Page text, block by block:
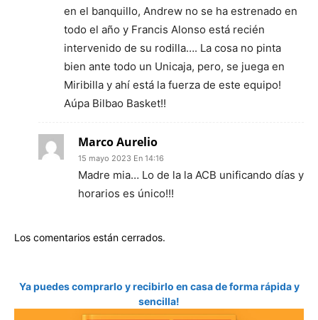
en el banquillo, Andrew no se ha estrenado en
todo el año y Francis Alonso está recién
intervenido de su rodilla…. La cosa no pinta
bien ante todo un Unicaja, pero, se juega en
Miribilla y ahí está la fuerza de este equipo!
Aúpa Bilbao Basket!!
Marco Aurelio
15 mayo 2023 En 14:16
Madre mia… Lo de la la ACB unificando días y
horarios es único!!!
Los comentarios están cerrados.
Ya puedes comprarlo y recibirlo en casa de forma rápida y
sencilla!